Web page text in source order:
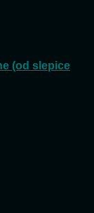
(od slepice